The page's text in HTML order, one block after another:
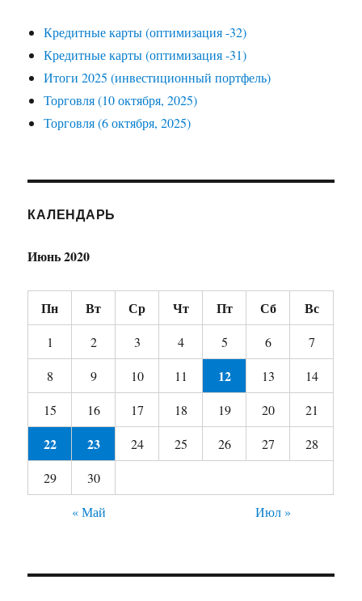
Кредитные карты (оптимизация -32)
Кредитные карты (оптимизация -31)
Итоги 2025 (инвестиционный портфель)
Торговля (10 октября, 2025)
Торговля (6 октября, 2025)
КАЛЕНДАРЬ
Июнь 2020
Пн Вт Ср Чт Пт Сб Вс
1 2 3 4 5 6
7
8
9 10 11 12 13
14
15
16 17 18 19 20 21
22 23 24 25 26 27
28
29
30
« Май
Июл »